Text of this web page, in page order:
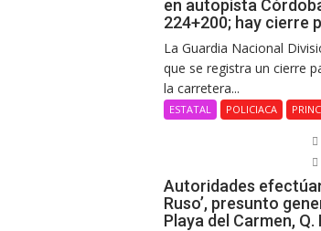
en autopista
224+200; hay cierre
La Guardia Nacional
que se registra un cierre
la carretera...
ESTATAL POLICIACA
Autoridades
Ruso’, presunto
Playa del Carmen, Q.